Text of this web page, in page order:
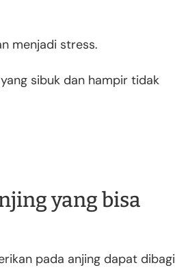
menjadi stress.
sibuk dan hampir tidak
yang bisa
pada anjing dapat dibagi